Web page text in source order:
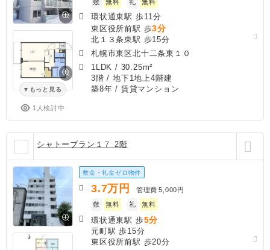
もっと見る
1人検討中
敷 無料 礼 無料
環状通東駅 歩11分
東区役所前駅 歩3分
北１３条東駅 歩15分
札幌市東区北十二条東１０
1LDK / 30.25m²
3階 / 地下1地上4階建
築8年 / 賃貸マンション
シャトーブラン１７ 2階
敷金・礼金ゼロ物件
3.7万円 管理費 5,000円
敷
無料 礼 無料
環状通東駅 歩5分
元町駅 歩15分
東区役所前駅 歩20分